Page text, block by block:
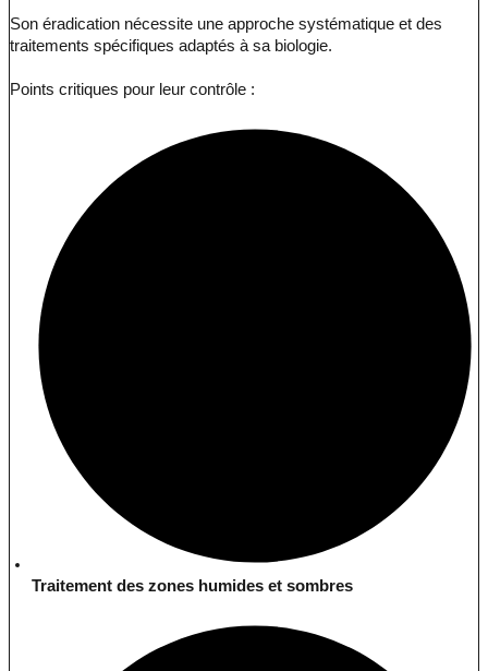
Son éradication nécessite une approche systématique et des
traitements spécifiques adaptés à sa biologie.
Points critiques pour leur contrôle :
Traitement des zones humides et sombres